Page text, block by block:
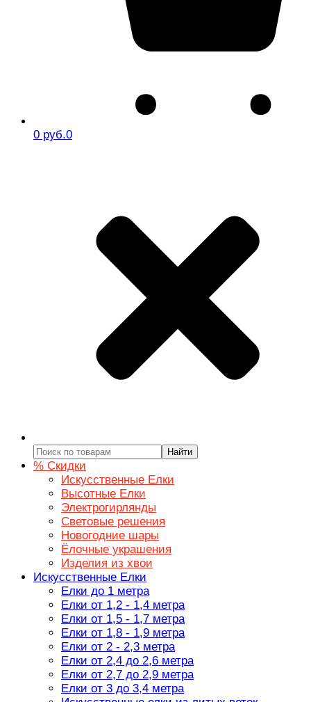
0 руб.0
Найти
% Скидки
Искусственные Елки
Высотные Елки
Электрогирлянды
Световые решения
Новогодние шары
Ёлочные украшения
Изделия из хвои
Искусственные Елки
Елки до 1 метра
Елки от 1,2 - 1,4 метра
Елки от 1,5 - 1,7 метра
Елки от 1,8 - 1,9 метра
Елки от 2 - 2,3 метра
Елки от 2,4 до 2,6 метра
Елки от 2,7 до 2,9 метра
Елки от 3 до 3,4 метра